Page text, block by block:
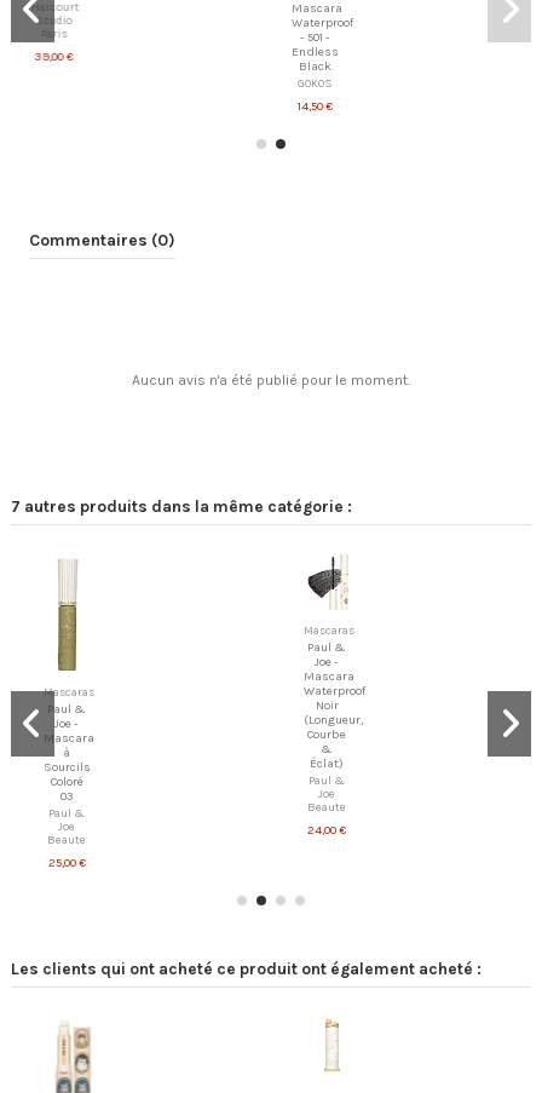
Harcourt
Studio
Paris
39,00 €
Mascara
Waterproof
- 501 -
Endless
Black
GOKOS
14,50 €
Commentaires (0)
Aucun avis n'a été publié pour le moment.
7 autres produits dans la même catégorie :
Mascaras
Paul &
Joe -
Mascara
Sourcils
Coloré
Paul &
Beaute
25,00 €
Mascaras
Paul &
Joe -
Mascara
Waterproof
Noir
(Longueur,
Courbe
Éclat)
Paul &
Beaute
24,00 €
Les clients qui ont acheté ce produit ont également acheté :